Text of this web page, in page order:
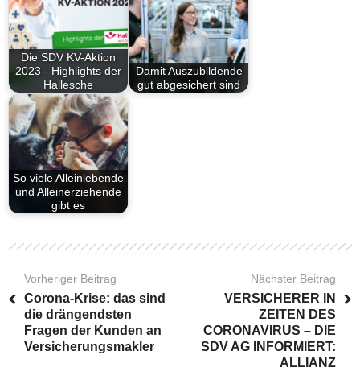
Die SDV KV-Aktion
2023 - Highlights der
Hallesche
Damit Auszubildende
gut abgesichert sind
So viele Alleinlebende
und Alleinerziehende
gibt es
Vorheriger Beitrag
Corona-Krise: das sind
die drängendsten
Fragen der Kunden an
Versicherungsmakler
Nächster Beitrag
VERSICHERER IN
ZEITEN DES
CORONAVIRUS – DIE
SDV AG INFORMIERT:
ALLIANZ